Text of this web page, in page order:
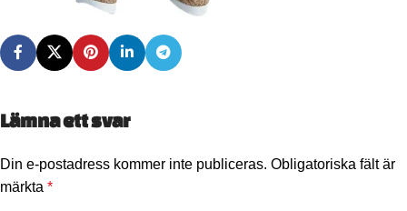
Lämna ett svar
Din e-postadress kommer inte publiceras. Obligatoriska fält är
märkta *